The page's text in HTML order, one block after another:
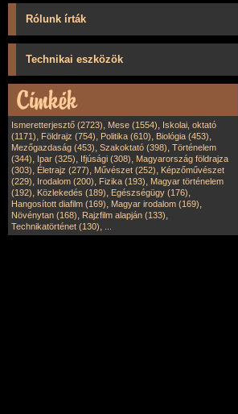
Rólunk írták
Technikai eszközök
Ismeretterjesztő (2723), Mese (1554), Iskolai, oktató
(1171), Földrajz (754), Politika (610), Biológia (453),
Mezőgazdaság (453), Szakoktató (398), Történelem
(344), Ipar (325), Ifjúsági (308), Magyarország földrajza
(303), Életrajz (277), Művészet (252), Képzőművészet
(229), Irodalom (200), Fizika (193), Magyar történelem
(192), Közlekedés (189), Egészségügy (176),
Hangosított diafilm (169), Magyar irodalom (169),
Növénytan (168), Rajzfilm alapján (133),
Technikatörténet (130),